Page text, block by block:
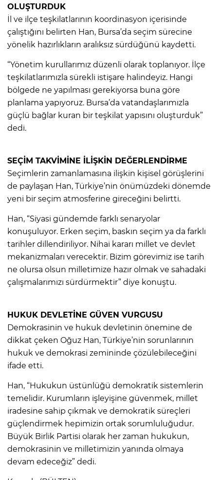
OLUŞTURDUK
İl ve ilçe teşkilatlarının koordinasyon içerisinde
çalıştığını belirten Han, Bursa’da seçim sürecine
yönelik hazırlıkların aralıksız sürdüğünü kaydetti.
“Yönetim kurullarımız düzenli olarak toplanıyor. İlçe
teşkilatlarımızla sürekli istişare halindeyiz. Hangi
bölgede ne yapılması gerekiyorsa buna göre
planlama yapıyoruz. Bursa’da vatandaşlarımızla
güçlü bağlar kuran bir teşkilat yapısını oluşturduk”
dedi.
SEÇİM TAKVİMİNE İLİŞKİN DEĞERLENDİRME
Seçimlerin zamanlamasına ilişkin kişisel görüşlerini
de paylaşan Han, Türkiye’nin önümüzdeki dönemde
yeni bir seçim atmosferine gireceğini belirtti.
Han, “Siyasi gündemde farklı senaryolar
konuşuluyor. Erken seçim, baskın seçim ya da farklı
tarihler dillendiriliyor. Nihai kararı millet ve devlet
mekanizmaları verecektir. Bizim görevimiz ise tarih
ne olursa olsun milletimize hazır olmak ve sahadaki
çalışmalarımızı sürdürmektir” diye konuştu.
HUKUK DEVLETİNE GÜVEN VURGUSU
Demokrasinin ve hukuk devletinin önemine de
dikkat çeken Oğuz Han, Türkiye’nin sorunlarının
hukuk ve demokrasi zemininde çözülebileceğini
ifade etti.
Han, “Hukukun üstünlüğü demokratik sistemlerin
temelidir. Kurumların işleyişine güvenmek, millet
iradesine sahip çıkmak ve demokratik süreçleri
güçlendirmek hepimizin ortak sorumluluğudur.
Büyük Birlik Partisi olarak her zaman hukukun,
demokrasinin ve milletimizin yanında olmaya
devam edeceğiz” dedi.